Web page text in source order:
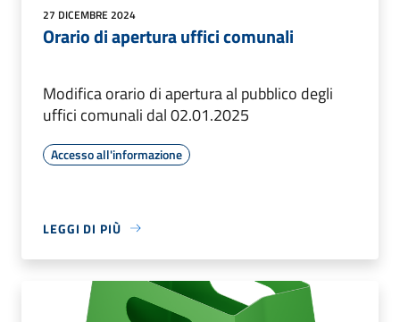
27 DICEMBRE 2024
Orario di apertura uffici comunali
Modifica orario di apertura al pubblico degli
uffici comunali dal 02.01.2025
Accesso all'informazione
LEGGI DI PIÙ